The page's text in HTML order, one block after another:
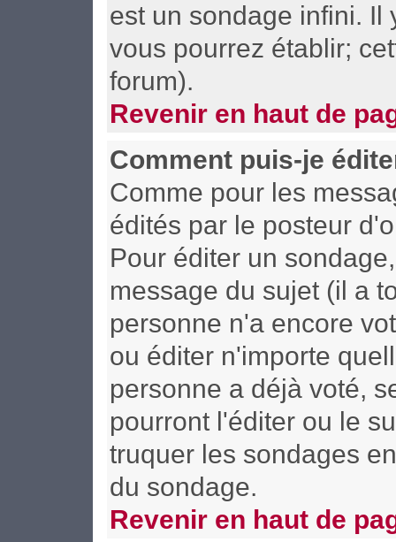
est un sondage infini. Il
vous pourrez établir;
forum).
Revenir en haut de
Comment puis-je
Comme pour les
édités par le posteur
Pour éditer un
message du sujet (il a
personne n'a encore
ou éditer n'importe
personne a déjà voté,
pourront l'éditer ou le
truquer les sondages
du sondage.
Revenir en haut de